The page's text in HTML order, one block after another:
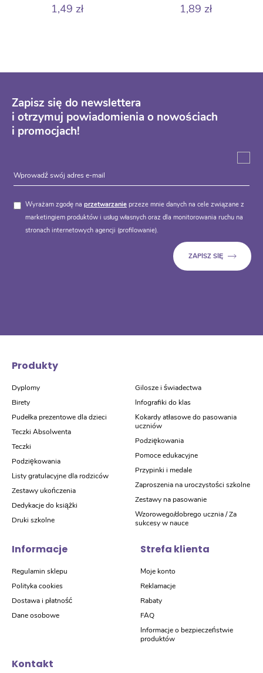
1,49 zł 1,89 zł
Zapisz się do newslettera
i otrzymuj powiadomienia o nowościach
i promocjach!
Wyrażam zgodę na przetwarzanie przeze mnie danych na cele związane z
marketingiem produktów i usług własnych oraz dla monitorowania ruchu na
stronach internetowych agencji (profilowanie).
Produkty
Dyplomy
Birety
Pudełka prezentowe dla dzieci
Teczki Absolwenta
Teczki
Podziękowania
Listy gratulacyjne dla rodziców
Zestawy ukończenia
Dedykacje do książki
Druki szkolne
Gilosze i świadectwa
Infografiki do klas
Kokardy atłasowe do pasowania
uczniów
Podziękowania
Pomoce edukacyjne
Przypinki i medale
Zaproszenia na uroczystości szkolne
Zestawy na pasowanie
Wzorowego/dobrego ucznia / Za
sukcesy w nauce
Informacje
Regulamin sklepu
Polityka cookies
Dostawa i płatność
Dane osobowe
Strefa klienta
Moje konto
Reklamacje
Rabaty
FAQ
Informacje o bezpieczeństwie
produktów
Kontakt